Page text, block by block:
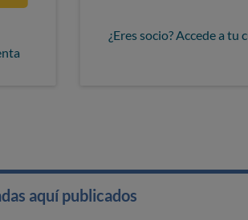
¿Eres socio? Accede a tu
aquí publicados